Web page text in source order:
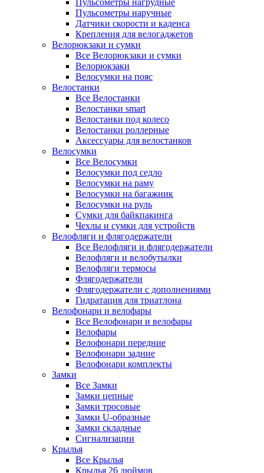
Пульсометры нагрудные
Пульсометры наручные
Датчики скорости и каденса
Крепления для велогаджетов
Велорюкзаки и сумки
Все Велорюкзаки и сумки
Велорюкзаки
Велосумки на пояс
Велостанки
Все Велостанки
Велостанки smart
Велостанки под колесо
Велостанки роллерные
Аксессуары для велостанков
Велосумки
Все Велосумки
Велосумки под седло
Велосумки на раму
Велосумки на багажник
Велосумки на руль
Сумки для байкпакинга
Чехлы и сумки для устройств
Велофляги и флягодержатели
Все Велофляги и флягодержатели
Велофляги и велобутылки
Велофляги термосы
Флягодержатели
Флягодержатели с дополнениями
Гидратация для триатлона
Велофонари и велофары
Все Велофонари и велофары
Велофары
Велофонари передние
Велофонари задние
Велофонари комплекты
Замки
Все Замки
Замки цепные
Замки тросовые
Замки U-образные
Замки складные
Сигнализации
Крылья
Все Крылья
Крылья 26 дюймов